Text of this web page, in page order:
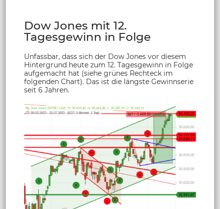
Dow Jones mit 12.
Tagesgewinn in Folge
Unfassbar, dass sich der Dow Jones vor diesem
Hintergrund heute zum 12. Tagesgewinn in Folge
aufgemacht hat (siehe grünes Rechteck im
folgenden Chart). Das ist die längste Gewinnserie
seit 6 Jahren.